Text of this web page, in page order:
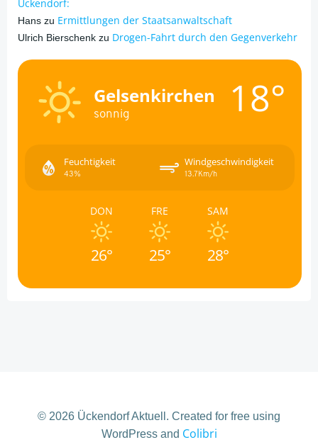
Ückendorf:
Hans zu Ermittlungen der Staatsanwaltschaft
Ulrich Bierschenk zu Drogen-Fahrt durch den Gegenverkehr
Gelsenkirchen
sonnig 18°
Feuchtigkeit
43%
Windgeschwindigkeit
13.7Km/h
DON
26°
FRE
25°
SAM
28°
© 2026 Ückendorf Aktuell. Created for free using
WordPress and Colibri